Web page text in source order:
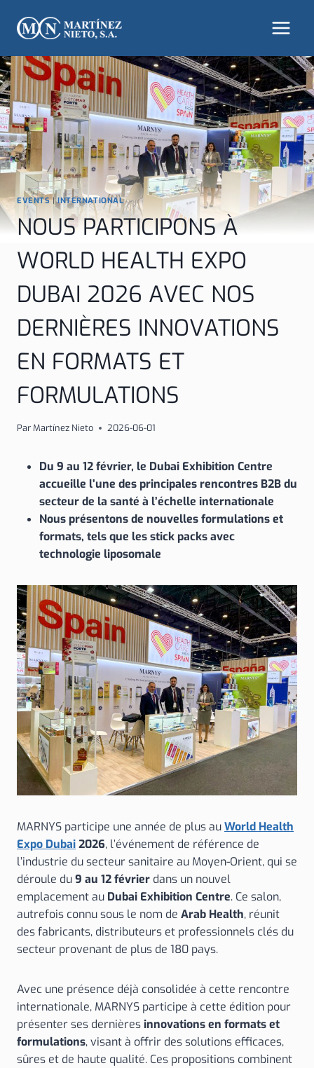
contenu
EVENTS|INTERNATIONAL
NOUS PARTICIPONS À
WORLD HEALTH EXPO
DUBAI 2026 AVEC NOS
DERNIÈRES INNOVATIONS
EN FORMATS ET
FORMULATIONS
ParMartínez Nieto 2026-06-01
Du 9 au 12 février, le Dubai Exhibition Centre
accueille l’une des principales rencontres B2B du
secteur de la santé à l’échelle internationale
Nous présentons de nouvelles formulations et
formats, tels que les stick packs avec
technologie liposomale
MARNYS participe une année de plus auWorld Health
Expo Dubai2026, l’événement de référence de
l’industrie du secteur sanitaire au Moyen-Orient, qui se
déroule du9 au 12 février dans un nouvel
emplacement au Dubai Exhibition Centre. Ce salon,
autrefois connu sous le nom de Arab Health, réunit
des fabricants, distributeurs et professionnels clés du
secteur provenant de plus de 180 pays.
Avec une présence déjà consolidée à cette rencontre
internationale, MARNYS participe à cette édition pour
présenter ses dernièresinnovations en formats et
formulations, visant à offrir des solutions efficaces,
sûres et de haute qualité. Ces propositions combinent